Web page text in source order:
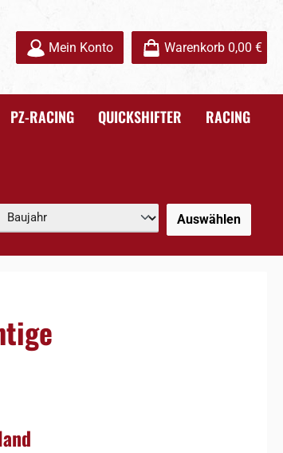
Mein Konto
Warenkorb 0,00 €
PZ-RACING QUICKSHIFTER RACING
Auswählen